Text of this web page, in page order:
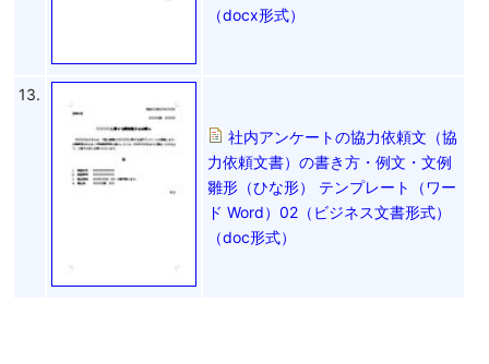
（docx形式）
13.
社内アンケートの協力依頼文（協
力依頼文書）の書き方・例文・文例
雛形（ひな形） テンプレート（ワー
ド Word）02（ビジネス文書形式）
（doc形式）